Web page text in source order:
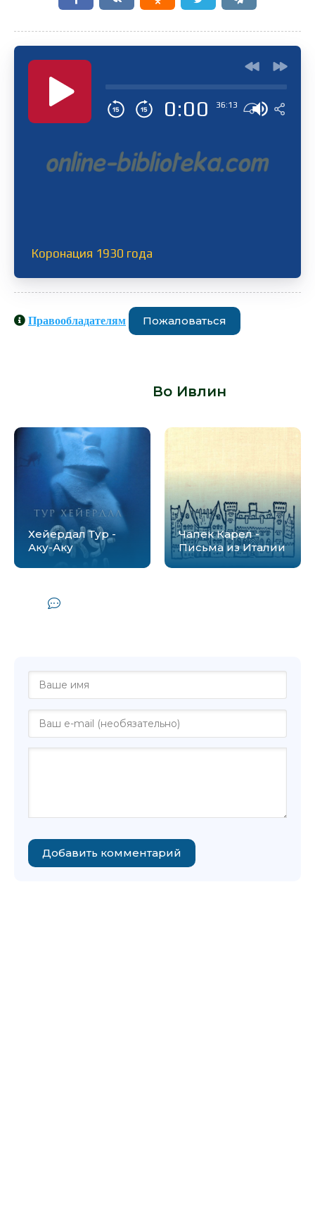
0:00 36:13
Коронация 1930 года
Правообладателям Пожаловаться
Во Ивлин
Хейердал Тур -
Аку-Аку
Чапек Карел -
Письма из Италии
Добавить комментарий